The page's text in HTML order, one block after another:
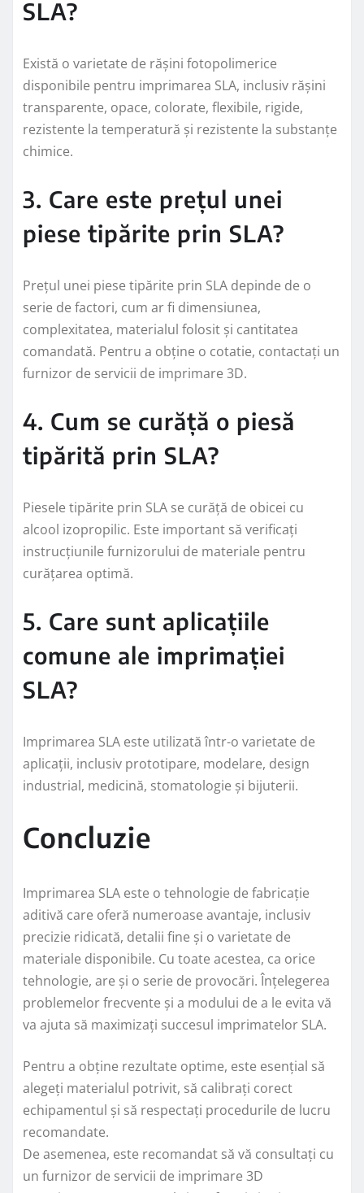
SLA?
Există o varietate de rășini fotopolimerice
disponibile pentru imprimarea SLA, inclusiv rășini
transparente, opace, colorate, flexibile, rigide,
rezistente la temperatură și rezistente la substanțe
chimice.
3. Care este prețul unei
piese tipărite prin SLA?
Prețul unei piese tipărite prin SLA depinde de o
serie de factori, cum ar fi dimensiunea,
complexitatea, materialul folosit și cantitatea
comandată. Pentru a obține o cotatie, contactați un
furnizor de servicii de imprimare 3D.
4. Cum se curăță o piesă
tipărită prin SLA?
Piesele tipărite prin SLA se curăță de obicei cu
alcool izopropilic. Este important să verificați
instrucțiunile furnizorului de materiale pentru
curățarea optimă.
5. Care sunt aplicațiile
comune ale imprimației
SLA?
Imprimarea SLA este utilizată într-o varietate de
aplicații, inclusiv prototipare, modelare, design
industrial, medicină, stomatologie și bijuterii.
Concluzie
Imprimarea SLA este o tehnologie de fabricație
aditivă care oferă numeroase avantaje, inclusiv
precizie ridicată, detalii fine și o varietate de
materiale disponibile. Cu toate acestea, ca orice
tehnologie, are și o serie de provocări. Înțelegerea
problemelor frecvente și a modului de a le evita vă
va ajuta să maximizați succesul imprimatelor SLA.
Pentru a obține rezultate optime, este esențial să
alegeți materialul potrivit, să calibrați corect
echipamentul și să respectați procedurile de lucru
recomandate.
De asemenea, este recomandat să vă consultați cu
un furnizor de servicii de imprimare 3D